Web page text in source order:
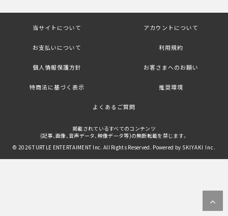
当サイトについて アカウントについて
お支払いについて 利用規約
個人情報保護方針 お客さまへのお願い
特商法に基づく表示 推奨環境
よくあるご質問
掲載されているすべてのコンテンツ
(記事、画像、音声データ、映像データ等)の無断転載を禁じます。
© 2026 TURTLE ENTERTAIMENT Inc. All Rights Reserved. Powered by SKIYAKI Inc.